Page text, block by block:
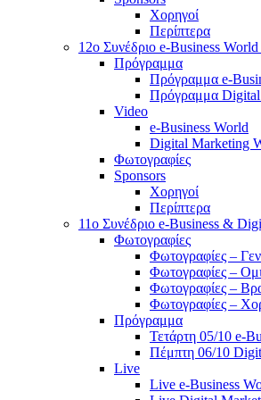
Χορηγοί
Περίπτερα
12o Συνέδριο e-Business
Πρόγραμμα
Πρόγραμμα e-
Πρόγραμμα
Video
e-Business World
Digital Marketing
Φωτογραφίες
Sponsors
Χορηγοί
Περίπτερα
11ο Συνέδριο e-Business &
Φωτογραφίες
Φωτογραφίες –
Φωτογραφίες –
Φωτογραφίες –
Φωτογραφίες –
Πρόγραμμα
Τετάρτη 05/10 e-
Πέμπτη 06/10
Live
Live e-Business